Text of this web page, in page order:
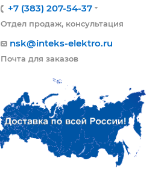
+7 (383) 207-54-37
Отдел продаж, консультация
nsk@inteks-elektro.ru
Почта для заказов